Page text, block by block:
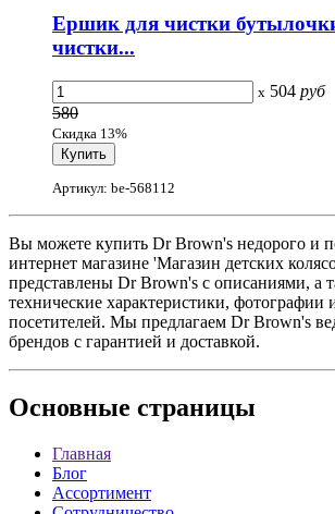
Ершик для чистки
чистки...
x 504 руб
580
Скидка 13%
Артикул: be-568112
Вы можете купить Dr Brown's недорого и
интернет магазине 'Магазин детских
представлены Dr Brown's с описаниями, а
технические характеристики, фотографии
посетителей. Мы предлагаем Dr Brown's
брендов с гарантией и доставкой.
Основные страницы
Главная
Блог
Ассортимент